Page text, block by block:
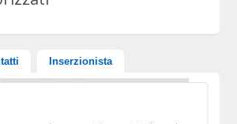
Inserzionista